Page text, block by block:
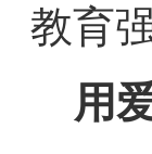
教育
用